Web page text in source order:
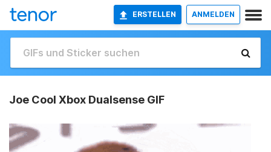
ERSTELLEN ANMELDEN
Joe Cool Xbox Dualsense GIF